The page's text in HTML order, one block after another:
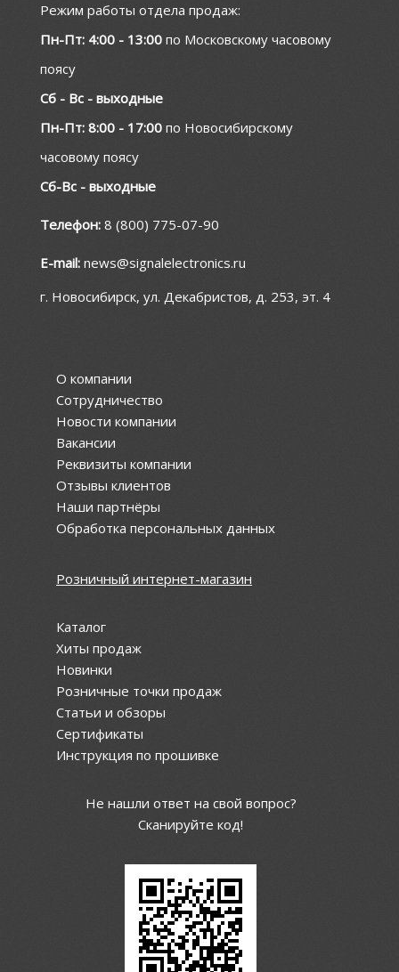
Режим работы отдела продаж:
Пн-Пт: 4:00 - 13:00 по Московскому часовому
поясу
Сб - Вс - выходные
Пн-Пт: 8:00 - 17:00 по Новосибирскому
часовому поясу
Сб-Вс - выходные
Телефон: 8 (800) 775-07-90
E-mail: news@signalelectronics.ru
г. Новосибирск, ул. Декабристов, д. 253, эт. 4
О компании
Сотрудничество
Новости компании
Вакансии
Реквизиты компании
Отзывы клиентов
Наши партнёры
Обработка персональных данных
Розничный интернет-магазин
Каталог
Хиты продаж
Новинки
Розничные точки продаж
Статьи и обзоры
Сертификаты
Инструкция по прошивке
Не нашли ответ на свой вопрос?
Сканируйте код!